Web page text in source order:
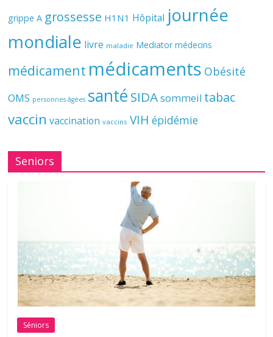
grippe A grossesse H1N1 Hôpital journée
mondiale livre maladie Mediator médecins
médicament médicaments Obésité
OMS personnes âgées santé SIDAsommeil tabac
vaccin vaccination vaccins VIH épidémie
Seniors
Séniors